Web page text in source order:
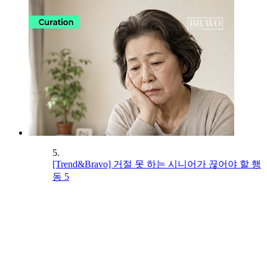
5.
[Trend&Bravo] 거절 못 하는 시니어가 끊어야 할 행
동 5